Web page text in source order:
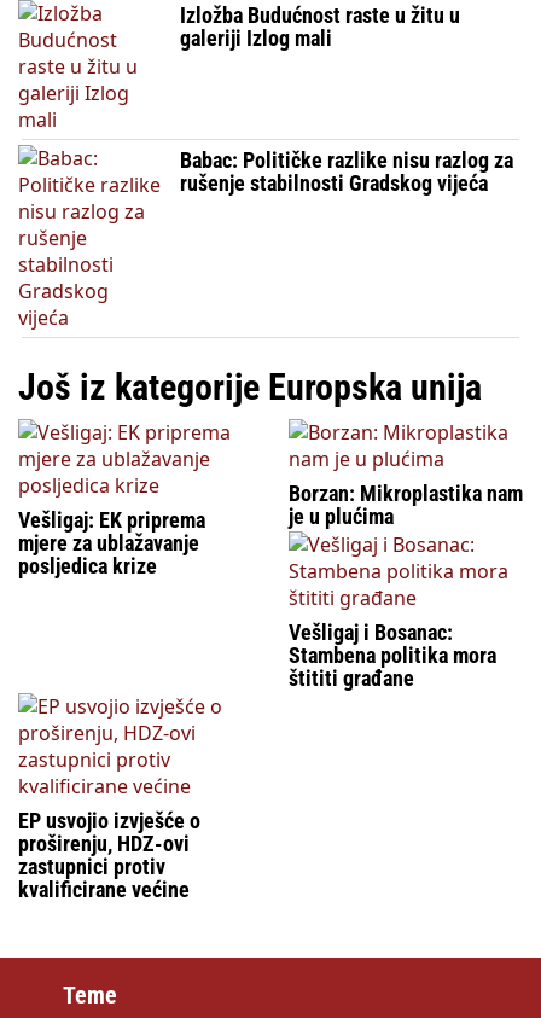
Izložba Budućnost raste u žitu u
galeriji Izlog mali
Babac: Političke razlike nisu razlog za
rušenje stabilnosti Gradskog vijeća
Još iz kategorije Europska unija
Vešligaj: EK priprema
mjere za ublažavanje
posljedica krize
Borzan: Mikroplastika nam
je u plućima
Vešligaj i Bosanac:
Stambena politika mora
štititi građane
EP usvojio izvješće o
proširenju, HDZ-ovi
zastupnici protiv
kvalificirane većine
Teme